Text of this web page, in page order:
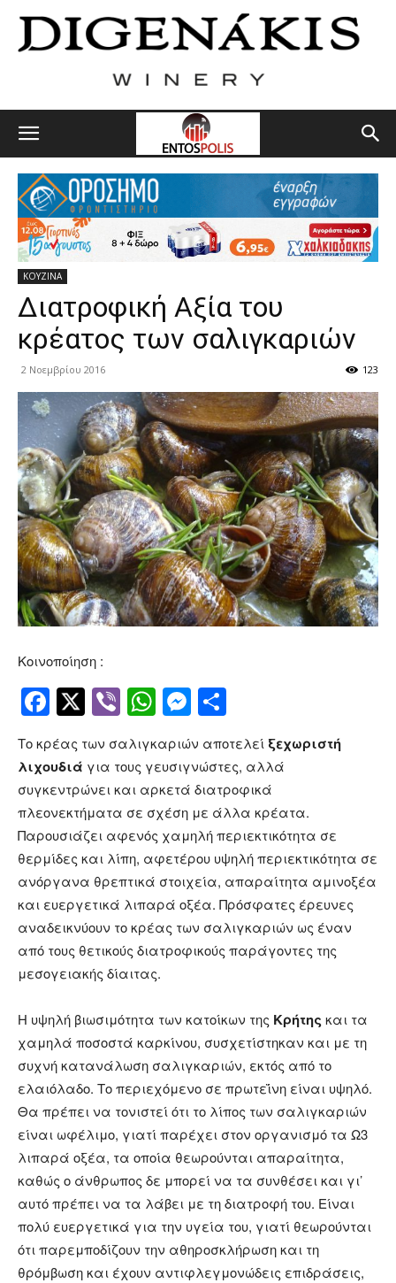
ΚΟΥΖΙΝΑ
Διατροφική Αξία του
κρέατος των σαλιγκαριών
2 Νοεμβρίου 2016 123
Κοινοποίηση :
Facebook
Twitter
ViberWhatsApp
Messenger
Tο κρέας των σαλιγκαριών αποτελείξεχωριστή
λιχουδιά για τους γευσιγνώστες, αλλά
συγκεντρώνει και αρκετά διατροφικά
πλεονεκτήματα σε σχέση με άλλα κρέατα.
Παρουσιάζει αφενός χαμηλή περιεκτικότητα σε
θερμίδες και λίπη, αφετέρου υψηλή περιεκτικότητα σε
ανόργανα θρεπτικά στοιχεία, απαραίτητα αμινοξέα
και ευεργετικά λιπαρά οξέα. Πρόσφατες έρευνες
αναδεικνύουν το κρέας των σαλιγκαριών ως έναν
από τους θετικούς διατροφικούς παράγοντες της
μεσογειακής δίαιτας.
Η υψηλή βιωσιμότητα των κατοίκων της Κρήτης και τα
χαμηλά ποσοστά καρκίνου, συσχετίστηκαν και με τη
συχνή κατανάλωση σαλιγκαριών, εκτός από το
ελαιόλαδο. Το περιεχόμενο σε πρωτεΐνη είναι υψηλό.
Θα πρέπει να τονιστεί ότι το λίπος των σαλιγκαριών
είναι ωφέλιμο, γιατί παρέχει στον οργανισμό τα Ω3
λιπαρά οξέα, τα οποία θεωρούνται απαραίτητα,
καθώς ο άνθρωπος δε μπορεί να τα συνθέσει και γι’
αυτό πρέπει να τα λάβει με τη διατροφή του. Είναι
πολύ ευεργετικά για την υγεία του, γιατί θεωρούνται
ότι παρεμποδίζουν την αθηροσκλήρωση και τη
θρόμβωση και έχουν αντιφλεγμονώδεις επιδράσεις,